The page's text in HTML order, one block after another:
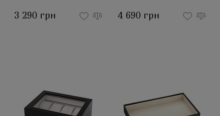
3 290 грн 4 690 грн